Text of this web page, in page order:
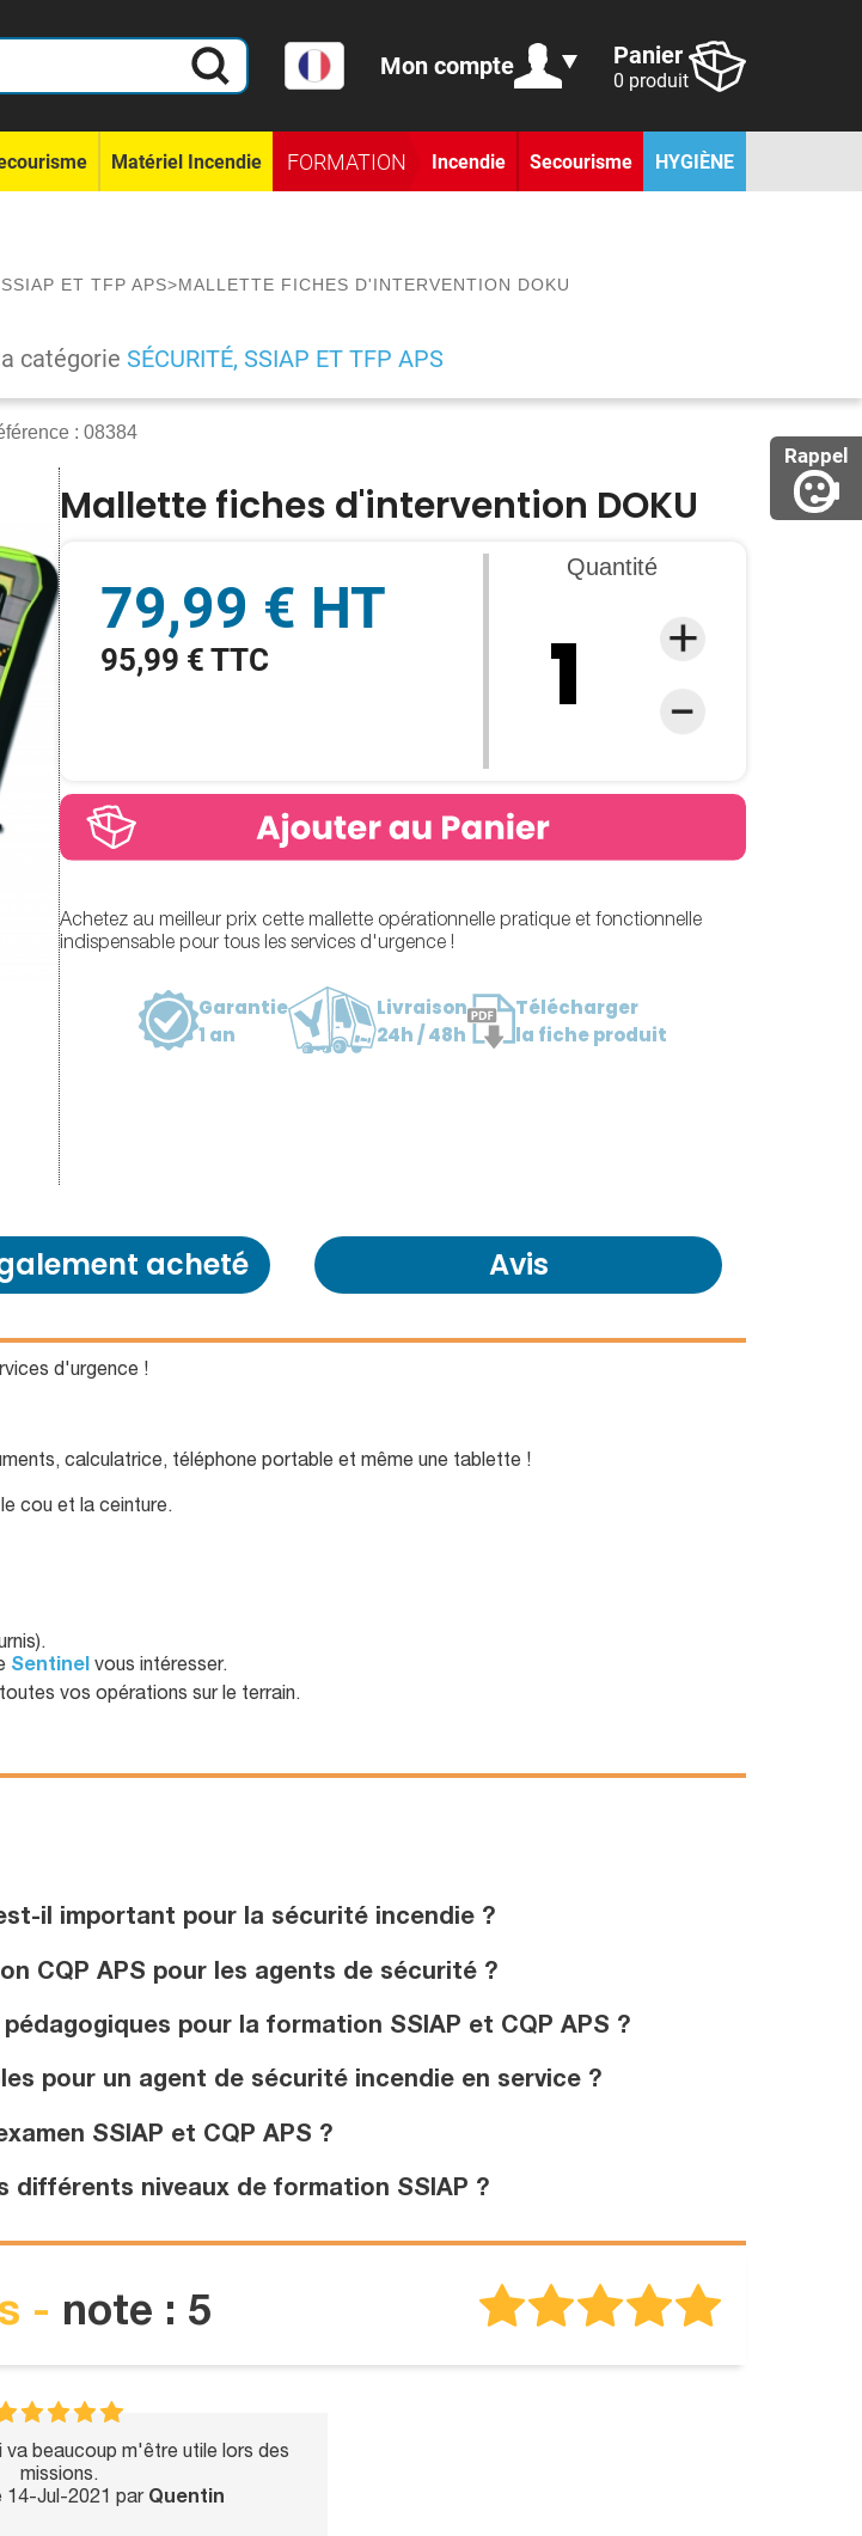
Rappel
Mon compte Panier
0 produit
Matériel Incendie FORMATION Incendie Secourisme HYGIÈNE
ET TFP APS>MALLETTE FICHES D'INTERVENTION DOKU
catégorie SÉCURITÉ, SSIAP ET TFP APS
: 08384
Mallette fiches d'intervention DOKU
79,99 € HT
95,99 € TTC
Quantité
Achetez au meilleur prix cette mallette opérationnelle pratique et fonctionnelle
indispensable pour tous les services d'urgence !
Garantie
1 an
Livraison
24h / 48h
Télécharger
la fiche produit
acheté Avis
d'urgence !
calculatrice, téléphone portable et même une tablette !
cou et la ceinture.
Sentinel vous intéresser.
vos opérations sur le terrain.
il important pour la sécurité incendie ?
CQP APS pour les agents de sécurité ?
pour la formation SSIAP et CQP APS ?
pour un agent de sécurité incendie en service ?
SSIAP et CQP APS ?
différents niveaux de formation SSIAP ?
- note : 5
va beaucoup m'être utile lors des
missions.
14-Jul-2021 par Quentin